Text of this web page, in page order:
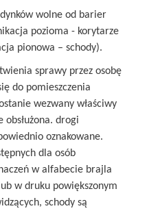
wolne od barier
pozioma - korytarze
pionowa – schody).
sprawy przez osobę
do pomieszczenia
wezwany właściwy
drogi
oznakowane.
dla osób
w alfabecie brajla
w druku powiększonym
schody są